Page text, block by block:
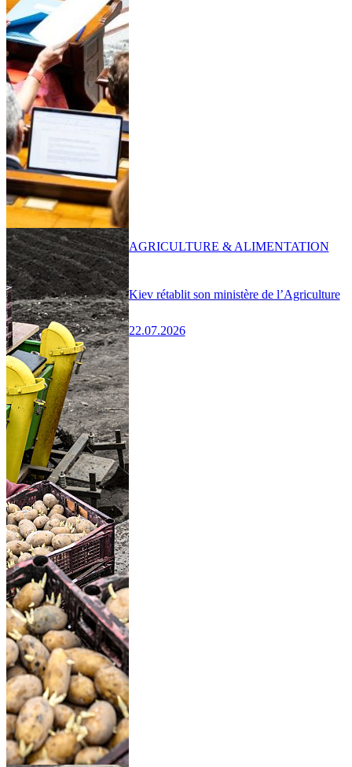
Kiev rétablit son ministère de l’Agriculture
22.07.2026
AGRICULTURE & ALIMENTATION